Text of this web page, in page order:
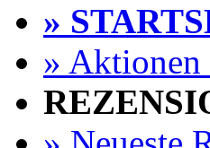
»
» Aktionen